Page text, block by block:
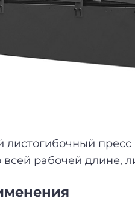
листогибочный пресс
всей рабочей длине,